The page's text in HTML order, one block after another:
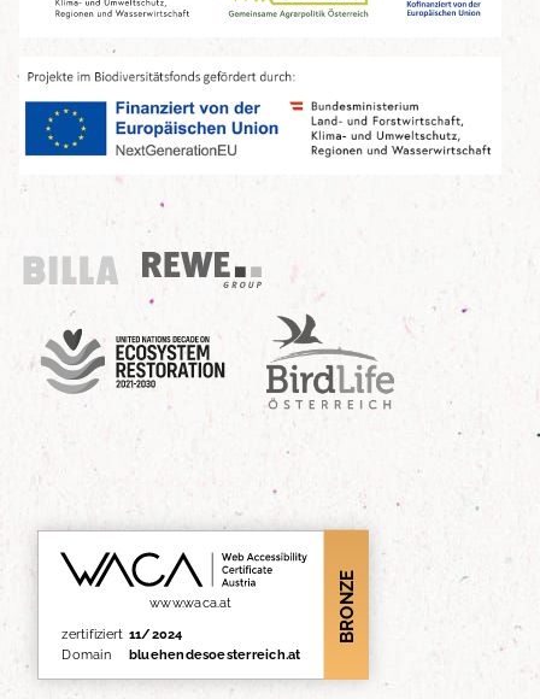
Billa
REWE Group
UN Decade
Birdlife